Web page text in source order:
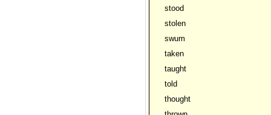
stood
stolen
swum
taken
taught
told
thought